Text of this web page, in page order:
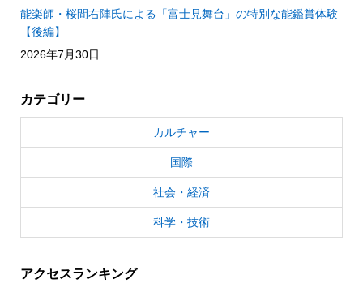
能楽師・桜間右陣氏による「富士見舞台」の特別な能鑑賞体験
【後編】
2026年7月30日
カテゴリー
カルチャー
国際
社会・経済
科学・技術
アクセスランキング